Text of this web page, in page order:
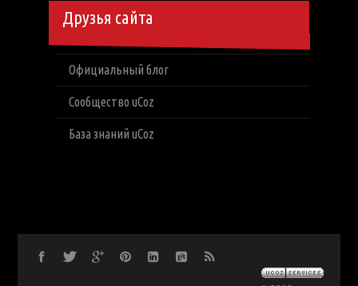
Друзья сайта
Официальный блог
Сообщество uCoz
База знаний uCoz